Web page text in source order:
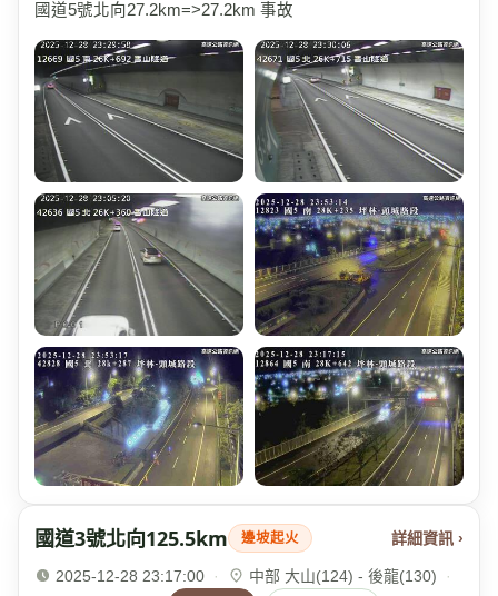
國道5號北向27.2km=>27.2km 事故
國道3號北向125.5km 邊坡起火 詳細資訊 ›
2025-12-28 23:17:00 · 中部 大山(124) - 後龍(130)
·